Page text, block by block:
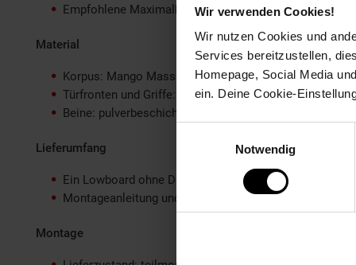
Wir verwenden Cookies!
Wir nutzen Cookies und
Services bereitzustellen,
Homepage, Social Media
ein. Deine Cookie-
Notwendig
Empfohlene Maximalbelastbarkeit: 40 kg
Material
Korpus: Mango Massivholz, mit Klarlack beschichtet
Türfronten und Griffe: lackiertes Eisen
Beine: pulverbeschichtetes Eisen
Lieferumfang
Ein Lowboard ohne Dekoration
Montageanleitung und -material inklusive
Montage